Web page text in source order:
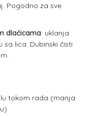
Pogodno za sve
dlačicama: uklanja
sa lica. Dubinski čisti
tokom rada (manja